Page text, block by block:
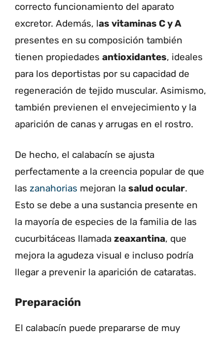
correcto funcionamiento del aparato
excretor. Además, las vitaminas C y A
presentes en su composición también
tienen propiedades antioxidantes, ideales
para los deportistas por su capacidad de
regeneración de tejido muscular. Asimismo,
también previenen el envejecimiento y la
aparición de canas y arrugas en el rostro.
De hecho, el calabacín se ajusta
perfectamente a la creencia popular de que
las zanahorias mejoran la salud ocular.
Esto se debe a una sustancia presente en
la mayoría de especies de la familia de las
cucurbitáceas llamada zeaxantina, que
mejora la agudeza visual e incluso podría
llegar a prevenir la aparición de cataratas.
Preparación
El calabacín puede prepararse de muy